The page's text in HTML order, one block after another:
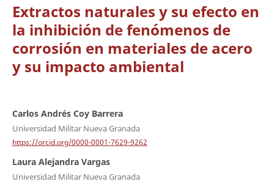
Extractos naturales y su efecto en
la inhibición de fenómenos de
corrosión en materiales de acero
y su impacto ambiental
Carlos Andrés Coy Barrera
Universidad Militar Nueva Granada
https://orcid.org/0000-0001-7629-9262
Laura Alejandra Vargas
Universidad Militar Nueva Granada